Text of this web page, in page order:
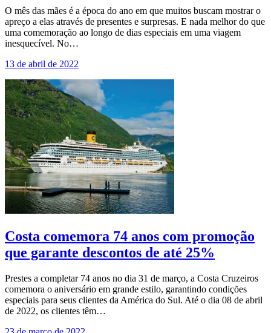
O mês das mães é a época do ano em que muitos buscam mostrar o
apreço a elas através de presentes e surpresas. E nada melhor do que
uma comemoração ao longo de dias especiais em uma viagem
inesquecível. No…
13 de abril de 2022
Costa comemora 74 anos com promoção
que garante descontos de até 25%
Prestes a completar 74 anos no dia 31 de março, a Costa Cruzeiros
comemora o aniversário em grande estilo, garantindo condições
especiais para seus clientes da América do Sul. Até o dia 08 de abril
de 2022, os clientes têm…